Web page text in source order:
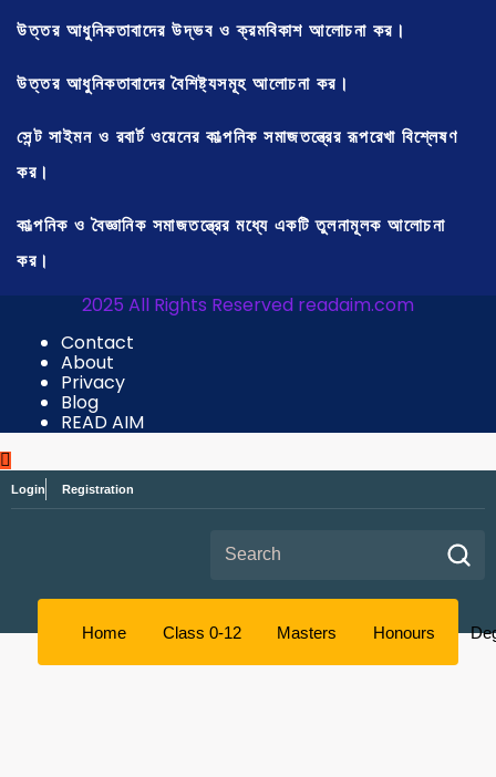
উত্তর আধুনিকতাবাদের উদ্ভব ও ক্রমবিকাশ আলোচনা কর।
উত্তর আধুনিকতাবাদের বৈশিষ্ট্যসমূহ আলোচনা কর।
সেন্ট সাইমন ও রবার্ট ওয়েনের কাল্পনিক সমাজতন্ত্রের রূপরেখা বিশ্লেষণ
কর।
কাল্পনিক ও বৈজ্ঞানিক সমাজতন্ত্রের মধ্যে একটি তুলনামূলক আলোচনা
কর।
2025 All Rights Reserved readaim.com
Contact
About
Privacy
Blog
READ AIM
Login Registration
Home Class 0-12 Masters Honours